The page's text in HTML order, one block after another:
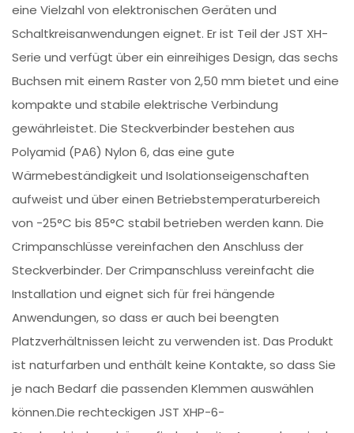
eine Vielzahl von elektronischen Geräten und
Schaltkreisanwendungen eignet. Er ist Teil der JST XH-
Serie und verfügt über ein einreihiges Design, das sechs
Buchsen mit einem Raster von 2,50 mm bietet und eine
kompakte und stabile elektrische Verbindung
gewährleistet. Die Steckverbinder bestehen aus
Polyamid (PA6) Nylon 6, das eine gute
Wärmebeständigkeit und Isolationseigenschaften
aufweist und über einen Betriebstemperaturbereich
von -25°C bis 85°C stabil betrieben werden kann. Die
Crimpanschlüsse vereinfachen den Anschluss der
Steckverbinder. Der Crimpanschluss vereinfacht die
Installation und eignet sich für frei hängende
Anwendungen, so dass er auch bei beengten
Platzverhältnissen leicht zu verwenden ist. Das Produkt
ist naturfarben und enthält keine Kontakte, so dass Sie
je nach Bedarf die passenden Klemmen auswählen
können.Die rechteckigen JST XHP-6-